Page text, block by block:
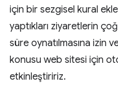
için bir sezgisel kural
yaptıkları ziyaretlerin
süre oynatılmasına izin
konusu web sitesi için
etkinleştiririz.